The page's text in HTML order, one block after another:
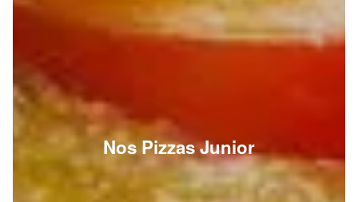
Nos Pizzas Junior